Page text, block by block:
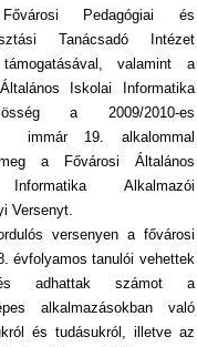
Pedagógiai és
Tanácsadó Intézet
valamint a
Iskolai Informatika
a 2009/2010-es
immár 19. alkalommal
a Fővárosi Általános
Alkalmazói
Versenyt.
versenyen a fővárosi
évfolyamos tanulói vehettek
adhattak számot a
alkalmazásokban való
és tudásukról, illetve az